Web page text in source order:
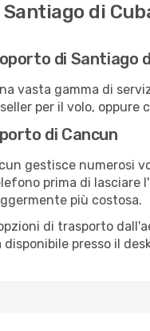
di
di Santiago
vasta gamma di
per il volo,
di Cancun
gestisce numerosi
prima di lasciare
più costosa.
di trasporto
disponibile presso il